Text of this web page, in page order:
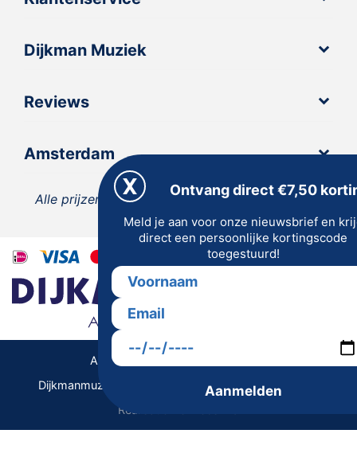
Dijkman Muziek
Reviews
Amsterdam
Alle prijzen zijn inclusief 21% BTW, tenzij anders
vermeld.
Dijkmanmuziek 2026 © | Alle rechten voorbehouden
Realisatie De Websmid
Algemene Voorwaarden | Privacy
Ontvang direct €7,50
Meld je aan voor onze nieuwsbrief en
direct een persoonlijke kortingscode
toegestuurd!
Aanmelden